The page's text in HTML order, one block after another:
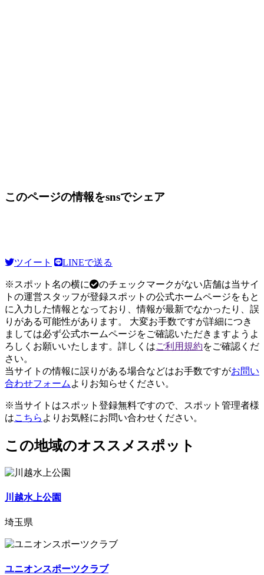
このページの情報をsnsでシェア
ツイート LINEで送る
※スポット名の横に
のチェックマークがない店舗は当サイ
トの運営スタッフが登録スポットの公式ホームページをもと
に入力した情報となっており、情報が最新でなかったり、誤
りがある可能性があります。 大変お手数ですが詳細につき
ましては必ず公式ホームページをご確認いただきますようよ
ろしくお願いいたします。詳しくはご利用規約をご確認くだ
さい。
当サイトの情報に誤りがある場合などはお手数ですがお問い
合わせフォーム よりお知らせください。
※当サイトはスポット登録無料ですので、スポット管理者様
はこちら よりお気軽にお問い合わせください。
この地域のオススメスポット
川越水上公園
埼玉県
ユニオンスポーツクラブ